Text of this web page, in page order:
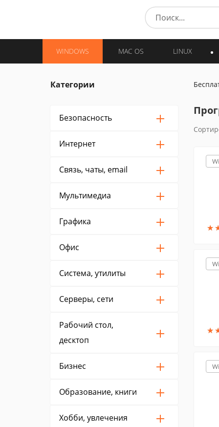
WINDOWS MAC OS LINUX
Категории
Безопасность
Интернет
Связь, чаты, email
Мультимедиа
Графика
Офис
Система, утилиты
Серверы, сети
Рабочий стол,
десктоп
Бизнес
Образование, книги
Хобби, увлечения
★
★
★
★